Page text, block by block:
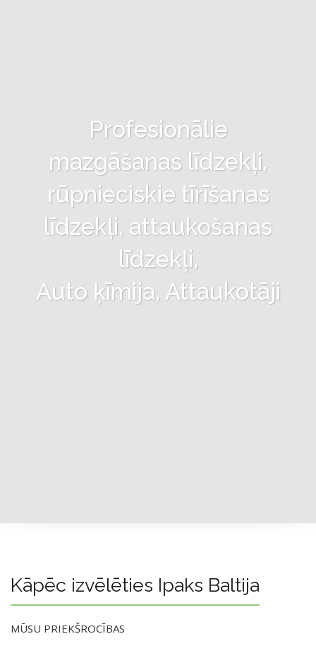
Profesionālie
mazgāšanas līdzekļi,
rūpnieciskie tīrīšanas
līdzekļi, attaukošanas
līdzekļi,
Auto ķīmija, Attaukotāji
Kāpēc izvēlēties Ipaks Baltija
MŪSU PRIEKŠROCĪBAS